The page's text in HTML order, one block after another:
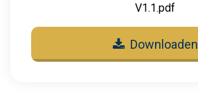
V1.1.pdf
Downloaden